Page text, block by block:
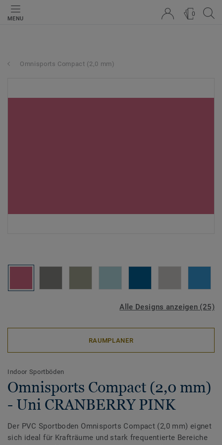
MENU
0
Omnisports Compact (2,0 mm)
Alle Designs anzeigen (25)
RAUMPLANER
Indoor Sportböden
Omnisports Compact (2,0 mm)
- Uni CRANBERRY PINK
Der PVC Sportboden Omnisports Compact (2,0 mm) eignet
sich ideal für Krafträume und stark frequentierte Bereiche